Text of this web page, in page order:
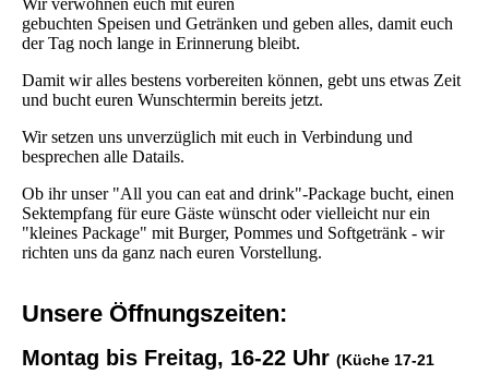
gebuchten Speisen und Getränken und geben alles, damit euch
der Tag noch lange in Erinnerung bleibt.
Damit wir alles bestens vorbereiten können, gebt uns etwas Zeit
und bucht euren Wunschtermin bereits jetzt.
Wir setzen uns unverzüglich mit euch in Verbindung und
besprechen alle Datails.
Ob ihr unser "All you can eat and drink"-Package bucht, einen
Sektempfang für eure Gäste wünscht oder vielleicht nur ein
"kleines Package" mit Burger, Pommes und Softgetränk - wir
richten uns da ganz nach euren Vorstellung.
Unsere Öffnungszeiten:
Montag bis Freitag, 16-22 Uhr (Küche 17-21